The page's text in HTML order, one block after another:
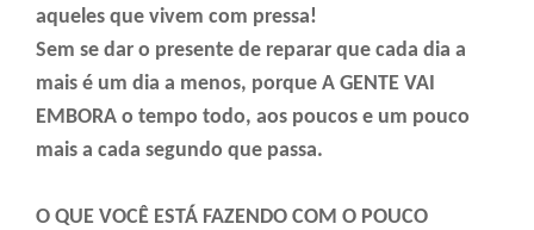
aqueles que vivem com pressa! ⠀
Sem se dar o presente de reparar que cada dia a
mais é um dia a menos, porque A GENTE VAI
EMBORA o tempo todo, aos poucos e um pouco
mais a cada segundo que passa.
O QUE VOCÊ ESTÁ FAZENDO COM O POUCO